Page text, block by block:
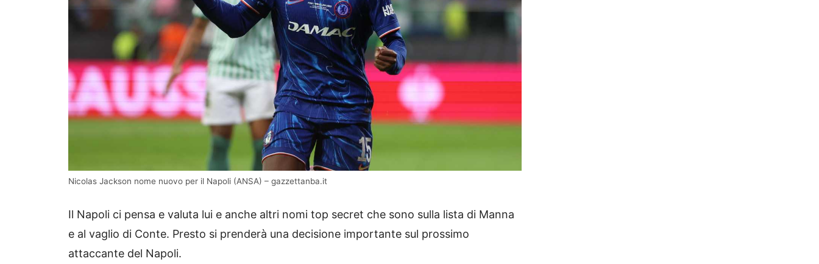
Nicolas Jackson nome nuovo per il Napoli (ANSA) – gazzettanba.it
Il Napoli ci pensa e valuta lui e anche altri nomi top secret che sono sulla lista di Manna
e al vaglio di Conte. Presto si prenderà una decisione importante sul prossimo
attaccante del Napoli.